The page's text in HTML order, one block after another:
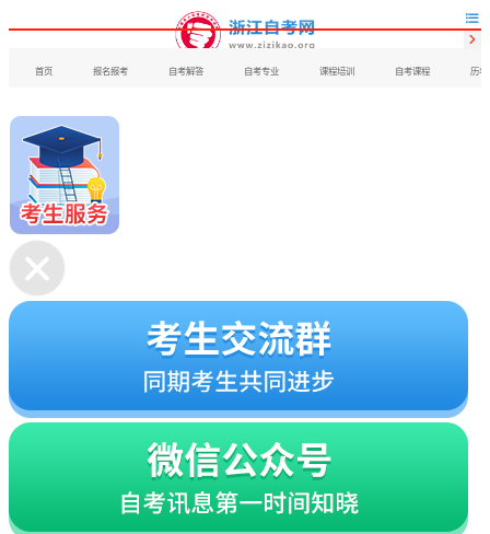

首页 报名报考 自考解答 自考专业 课程培训 自考课程 历年
